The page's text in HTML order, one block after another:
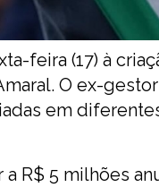
feira (17) à
O ex-
em
R$ 5 milhões